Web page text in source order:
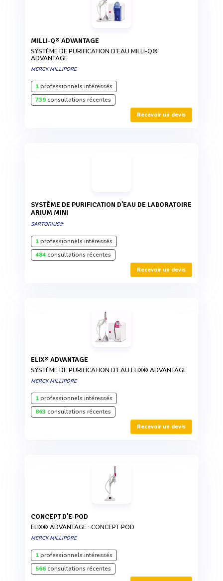
MILLI-Q® ADVANTAGE
SYSTÈME DE PURIFICATION D’EAU MILLI-Q®
ADVANTAGE
MERCK MILLIPORE
1professionnels intéressés
739consultations récentes
Recevoir un devis
SYSTÈME DE PURIFICATION D’EAU DE LABORATOIRE
ARIUM MINI
SARTORIUS®
1professionnels intéressés
484consultations récentes
Recevoir un devis
ELIX® ADVANTAGE
SYSTÈME DE PURIFICATION D’EAU ELIX® ADVANTAGE
MERCK MILLIPORE
1professionnels intéressés
863 consultations récentes
Recevoir un devis
CONCEPT D'E-POD
ELIX® ADVANTAGE : CONCEPT POD
MERCK MILLIPORE
1professionnels intéressés
566consultations récentes